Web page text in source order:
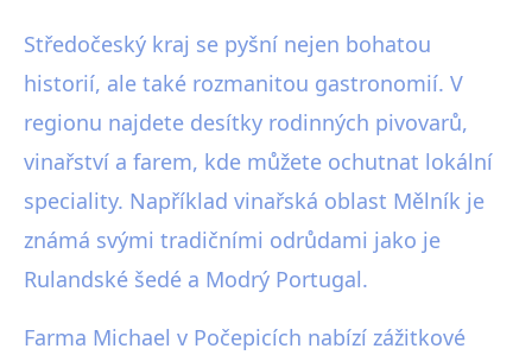
Středočeský kraj se pyšní nejen bohatou
historií, ale také rozmanitou gastronomií. V
regionu najdete desítky rodinných pivovarů,
vinařství a farem, kde můžete ochutnat lokální
speciality. Například vinařská oblast Mělník je
známá svými tradičními odrůdami jako je
Rulandské šedé a Modrý Portugal.
Farma Michael v Počepicích nabízí zážitkové